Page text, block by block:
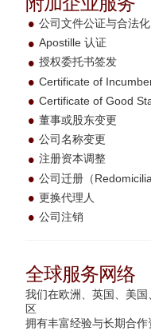
公司文件公证与合法化
Apostille 认证
授权委托书签发
Certificate of
Certificate of Good
董事或股东变更
公司名称变更
注册资本调整
公司迁册（
更换代理人
公司注销
全球服务网络
我们在欧洲、英国、美
区
拥有丰富经验与长期合作